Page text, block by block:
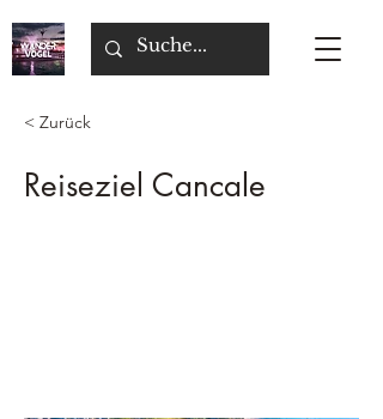
< Zurück
Reiseziel Cancale